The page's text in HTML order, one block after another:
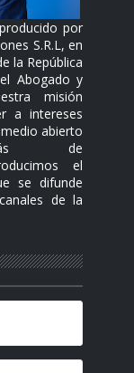
por
S.R.L, en
la República
Abogado y
misión
a intereses
abierto
de
el
se difunde
de la